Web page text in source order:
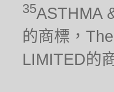
35ASTHMA
的商標，
LIMITED的